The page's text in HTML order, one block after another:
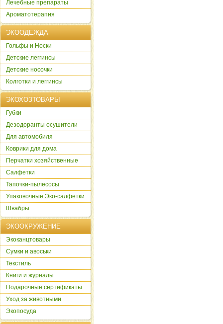
Лечебные препараты
Ароматотерапия
ЭКООДЕЖДА
Гольфы и Носки
Детские леггинсы
Детские носочки
Колготки и леггинсы
ЭКОХОЗТОВАРЫ
Губки
Дезодоранты осушители
Для автомобиля
Коврики для дома
Перчатки хозяйственные
Салфетки
Тапочки-пылесосы
Упаковочные Эко-салфетки
Швабры
ЭКООКРУЖЕНИЕ
Экоканцтовары
Сумки и авоськи
Текстиль
Книги и журналы
Подарочные сертификаты
Уход за животными
Экопосуда